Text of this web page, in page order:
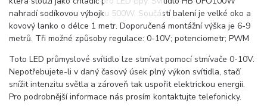
nahradí sodíkovou výbojku 500W. Součástí balení je velké oko a
kovový lanko o délce 1 metr. Doporučená montážní výška je 6-9
metrů. Tři možné způsoby regulace: 0-10V; potenciometr; PWM
Toto LED průmyslové svítidlo lze stmívat pomocí stmívače 0-10V.
Nepotřebujete-li v daný časový úsek plný výkon svítidla, stačí
snížit intenzitu světla a zároveň tak uspořit elektrickou energii.
Pro podrobnější informace nás prosím kontaktujte telefonicky.